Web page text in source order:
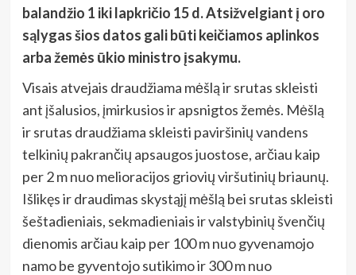
balandžio 1 iki lapkričio 15 d. Atsižvelgiant į oro
sąlygas šios datos gali būti keičiamos aplinkos
arba žemės ūkio ministro įsakymu.
Visais atvejais draudžiama mėšlą ir srutas skleisti
ant įšalusios, įmirkusios ir apsnigtos žemės. Mėšlą
ir srutas draudžiama skleisti paviršinių vandens
telkinių pakrančių apsaugos juostose, arčiau kaip
per 2 m nuo melioracijos griovių viršutinių briaunų.
Išlikęs ir draudimas skystąjį mėšlą bei srutas skleisti
šeštadieniais, sekmadieniais ir valstybinių švenčių
dienomis arčiau kaip per 100 m nuo gyvenamojo
namo be gyventojo sutikimo ir 300 m nuo